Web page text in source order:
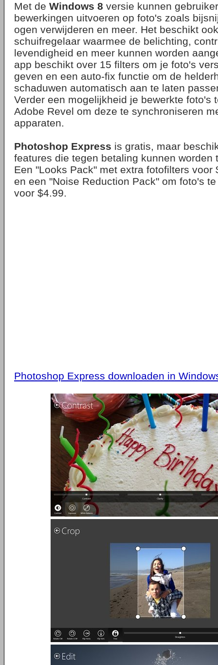
Met de Windows 8 versie kunnen
bewerkingen uitvoeren op foto's zoals
ogen verwijderen en meer. Het beschikt
schuifregelaar waarmee de belichting,
levendigheid en meer kunnen worden
app beschikt over 15 filters om je foto's
geven en een auto-fix functie om de
schaduwen automatisch aan te laten
Verder een mogelijkheid je bewerkte foto's
Adobe Revel om deze te synchroniseren
apparaten.
Photoshop Express is gratis, maar
features die tegen betaling kunnen worden
Een "Looks Pack" met extra fotofilters voor
en een "Noise Reduction Pack" om foto's
voor $4.99.
Photoshop Express downloaden in